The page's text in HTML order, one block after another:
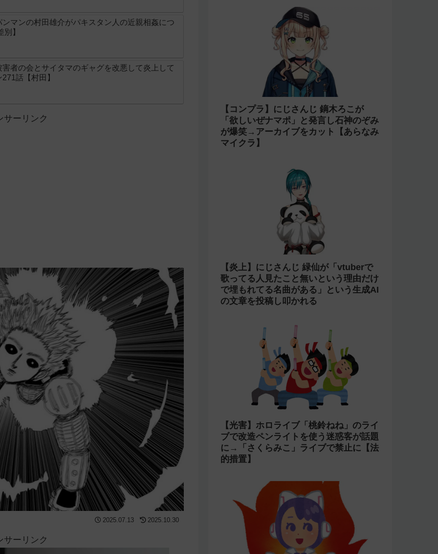
マンの村田雄介がパキスタン人の近親相姦につ
】
者の会とサイタマのギャグを改悪して炎上して
話【村田】
サーリンク
2025.07.13 2025.10.30
サーリンク
【コンプラ】にじさんじ 鏑木ろこが
「欲しいぜナマポ」と発言し石神のぞみ
が爆笑→アーカイブをカット【あらなみ
マイクラ】
【炎上】にじさんじ 緑仙が「vtuberで
歌ってる人見たこと無いという理由だけ
で埋もれてる名曲がある」という生成AI
の文章を投稿し叩かれる
【光害】ホロライブ「桃鈴ねね」のライ
ブで改造ペンライトを使う迷惑客が話題
に→「さくらみこ」ライブで禁止に【法
的措置】